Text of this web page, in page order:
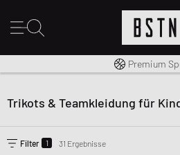
Kostenloser Versand
Premium
Trikots & Teamkleidung für
Filter 1 31 Ergebnisse